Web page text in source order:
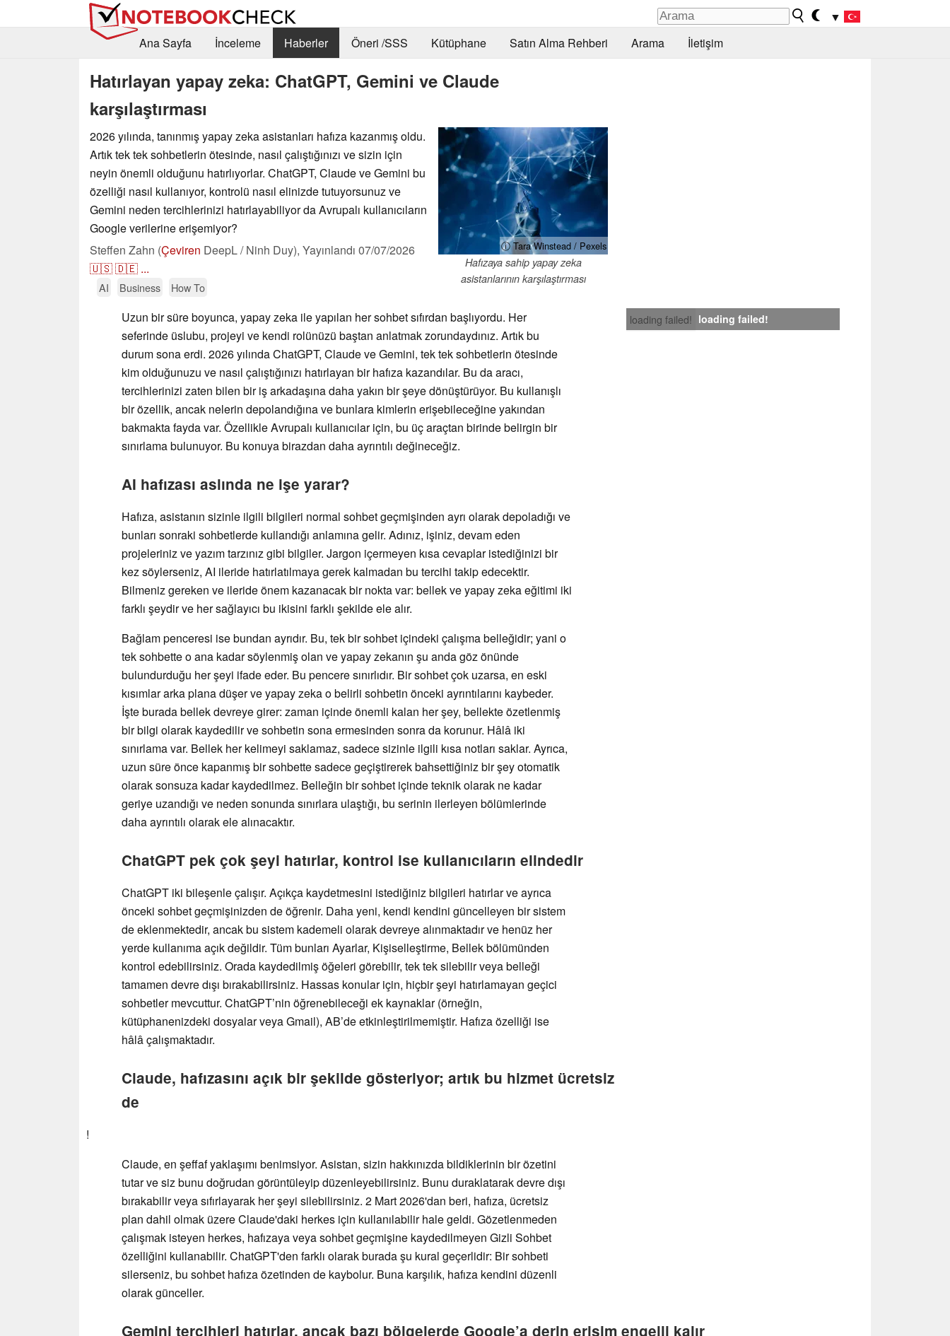
▼
Ana Sayfa
İnceleme Haberler Öneri /SSS Kütüphane Satın Alma Rehberi Arama İletişim
Hatırlayan yapay zeka: ChatGPT, Gemini ve Claude
karşılaştırması
ⓘ Tara Winstead / Pexels
Hafızaya sahip yapay zeka
asistanlarının karşılaştırması
2026 yılında, tanınmış yapay zeka asistanları hafıza kazanmış oldu.
Artık tek tek sohbetlerin ötesinde, nasıl çalıştığınızı ve sizin için
neyin önemli olduğunu hatırlıyorlar. ChatGPT, Claude ve Gemini bu
özelliği nasıl kullanıyor, kontrolü nasıl elinizde tutuyorsunuz ve
Gemini neden tercihlerinizi hatırlayabiliyor da Avrupalı kullanıcıların
Google verilerine erişemiyor?
Steffen Zahn (Çeviren DeepL / Ninh Duy), Yayınlandı 07/07/2026
🇺🇸🇩🇪 ...
AI Business How To
loading failed! loading failed!
Uzun bir süre boyunca, yapay zeka ile yapılan her sohbet sıfırdan başlıyordu. Her
seferinde üslubu, projeyi ve kendi rolünüzü baştan anlatmak zorundaydınız. Artık bu
durum sona erdi. 2026 yılında ChatGPT, Claude ve Gemini, tek tek sohbetlerin ötesinde
kim olduğunuzu ve nasıl çalıştığınızı hatırlayan bir hafıza kazandılar. Bu da aracı,
tercihlerinizi zaten bilen bir iş arkadaşına daha yakın bir şeye dönüştürüyor. Bu kullanışlı
bir özellik, ancak nelerin depolandığına ve bunlara kimlerin erişebileceğine yakından
bakmakta fayda var. Özellikle Avrupalı kullanıcılar için, bu üç araçtan birinde belirgin bir
sınırlama bulunuyor. Bu konuya birazdan daha ayrıntılı değineceğiz.
AI hafızası aslında ne işe yarar?
Hafıza, asistanın sizinle ilgili bilgileri normal sohbet geçmişinden ayrı olarak depoladığı ve
bunları sonraki sohbetlerde kullandığı anlamına gelir. Adınız, işiniz, devam eden
projeleriniz ve yazım tarzınız gibi bilgiler. Jargon içermeyen kısa cevaplar istediğinizi bir
kez söylerseniz, AI ileride hatırlatılmaya gerek kalmadan bu tercihi takip edecektir.
Bilmeniz gereken ve ileride önem kazanacak bir nokta var: bellek ve yapay zeka eğitimi iki
farklı şeydir ve her sağlayıcı bu ikisini farklı şekilde ele alır.
Bağlam penceresi ise bundan ayrıdır. Bu, tek bir sohbet içindeki çalışma belleğidir; yani o
tek sohbette o ana kadar söylenmiş olan ve yapay zekanın şu anda göz önünde
bulundurduğu her şeyi ifade eder. Bu pencere sınırlıdır. Bir sohbet çok uzarsa, en eski
kısımlar arka plana düşer ve yapay zeka o belirli sohbetin önceki ayrıntılarını kaybeder.
İşte burada bellek devreye girer: zaman içinde önemli kalan her şey, bellekte özetlenmiş
bir bilgi olarak kaydedilir ve sohbetin sona ermesinden sonra da korunur. Hâlâ iki
sınırlama var. Bellek her kelimeyi saklamaz, sadece sizinle ilgili kısa notları saklar. Ayrıca,
uzun süre önce kapanmış bir sohbette sadece geçiştirerek bahsettiğiniz bir şey otomatik
olarak sonsuza kadar kaydedilmez. Belleğin bir sohbet içinde teknik olarak ne kadar
geriye uzandığı ve neden sonunda sınırlara ulaştığı, bu serinin ilerleyen bölümlerinde
daha ayrıntılı olarak ele alınacaktır.
ChatGPT pek çok şeyi hatırlar, kontrol ise kullanıcıların elindedir
ChatGPT iki bileşenle çalışır. Açıkça kaydetmesini istediğiniz bilgileri hatırlar ve ayrıca
önceki sohbet geçmişinizden de öğrenir. Daha yeni, kendi kendini güncelleyen bir sistem
de eklenmektedir, ancak bu sistem kademeli olarak devreye alınmaktadır ve henüz her
yerde kullanıma açık değildir. Tüm bunları Ayarlar, Kişiselleştirme, Bellek bölümünden
kontrol edebilirsiniz. Orada kaydedilmiş öğeleri görebilir, tek tek silebilir veya belleği
tamamen devre dışı bırakabilirsiniz. Hassas konular için, hiçbir şeyi hatırlamayan geçici
sohbetler mevcuttur. ChatGPT’nin öğrenebileceği ek kaynaklar (örneğin,
kütüphanenizdeki dosyalar veya Gmail), AB’de etkinleştirilmemiştir. Hafıza özelliği ise
hâlâ çalışmaktadır.
Claude, hafızasını açık bir şekilde gösteriyor; artık bu hizmet ücretsiz
de
!
Claude, en şeffaf yaklaşımı benimsiyor. Asistan, sizin hakkınızda bildiklerinin bir özetini
tutar ve siz bunu doğrudan görüntüleyip düzenleyebilirsiniz. Bunu duraklatarak devre dışı
bırakabilir veya sıfırlayarak her şeyi silebilirsiniz. 2 Mart 2026'dan beri, hafıza, ücretsiz
plan dahil olmak üzere Claude'daki herkes için kullanılabilir hale geldi. Gözetlenmeden
çalışmak isteyen herkes, hafızaya veya sohbet geçmişine kaydedilmeyen Gizli Sohbet
özelliğini kullanabilir. ChatGPT'den farklı olarak burada şu kural geçerlidir: Bir sohbeti
silerseniz, bu sohbet hafıza özetinden de kaybolur. Buna karşılık, hafıza kendini düzenli
olarak günceller.
Gemini tercihleri hatırlar, ancak bazı bölgelerde Google’a derin erişim engelli kalır